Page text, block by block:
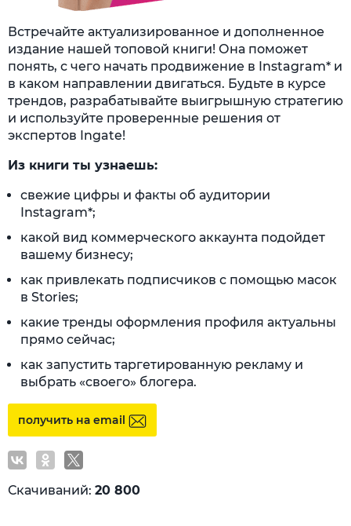
Встречайте актуализированное и дополненное
издание нашей топовой книги! Она поможет
понять, с чего начать продвижение в Instagram* и
в каком направлении двигаться. Будьте в курсе
трендов, разрабатывайте выигрышную стратегию
и используйте проверенные решения от
экспертов Ingate!
Из книги ты узнаешь:
свежие цифры и факты об аудитории
Instagram*;
какой вид коммерческого аккаунта подойдет
вашему бизнесу;
как привлекать подписчиков с помощью масок
в Stories;
какие тренды оформления профиля актуальны
прямо сейчас;
как запустить таргетированную рекламу и
выбрать «своего» блогера.
получить на email
Скачиваний: 20 800